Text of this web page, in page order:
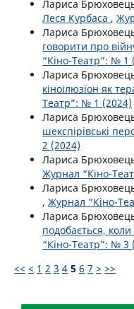
Лариса
Леся Курбаса ,
Лариса
говорити про
“Кіно-Театр”: № 1
Лариса
кіноілюзіон як
Театр”: № 1 (2024)
Лариса
шекспірівські
2 (2024)
Лариса
Журнал “Кіно-
Лариса
, Журнал “Кіно-
Лариса
подобається,
“Кіно-Театр”: № 3
<< < 1 2 3 4 5 6 7 > >>